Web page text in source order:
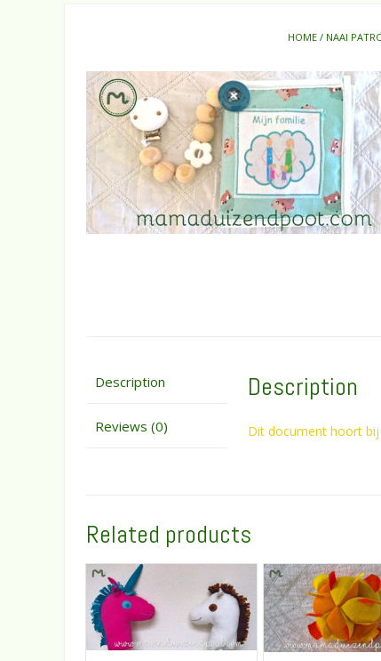
HOME / NAAI
Description
Reviews (0)
Description
Dit document hoort
Related products